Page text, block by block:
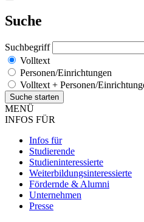
Suche
Suchbegriff
Volltext
Personen/Einrichtungen
Volltext + Personen/
MENÜ
INFOS FÜR
Infos für
Studierende
Studieninteressierte
Weiterbildungsinteressierte
Fördernde & Alumni
Unternehmen
Presse